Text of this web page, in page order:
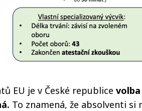
EU je v České republice
To znamená, že absolventi